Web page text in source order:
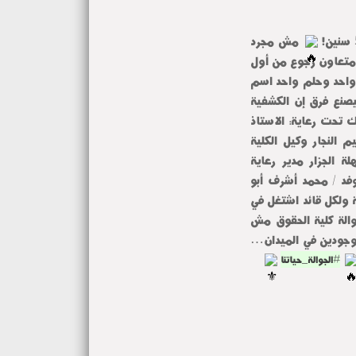
مش مجرد
رجوع من أول
وحلم واحد اسم
فرق إن الكشفية
تحت رعاية: الاستاذ
النجار وكيل الكلية
الجزار مدير رعاية
/ محمد أشرف أبو
ولكل قائد اشتغل في
كلية الحقوق مش
في الميدان…
#الجوالة_حياتنا